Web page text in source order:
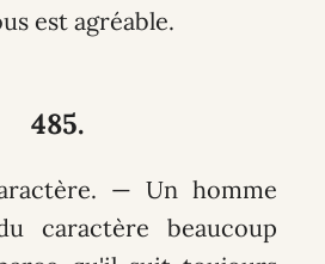
est agréable.
485.
— Un homme
caractère beaucoup